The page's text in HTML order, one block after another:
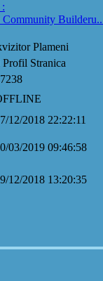
:
Community
Stranica
12/2018 22:22:11
03/2019 09:46:58
12/2018 13:20:35